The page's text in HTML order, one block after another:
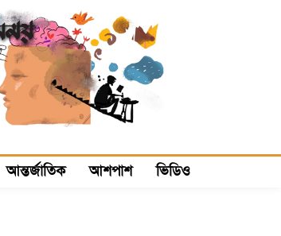
আন্তর্জাতিক আশপাশ ভিডিও